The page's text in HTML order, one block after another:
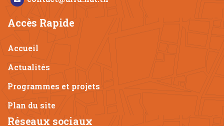
Accès Rapide
Accueil
Actualités
Programmes et projets
Plan du site
Réseaux sociaux